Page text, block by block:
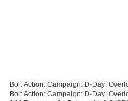
Bolt Action: Campaign: D-Day:
Bolt Action: Campaign: D-Day: